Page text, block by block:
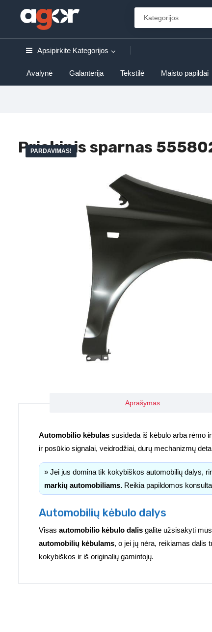
Apsipirkite Kategorijos
Avalynė Galanterija Tekstilė Maisto papildai
Priekinis sparnas
PARDAVIMAS!
Aprašymas
Automobilio kėbulas susideda iš kėbulo arba rėmo
ir posūkio signalai, veidrodžiai, durų mechanizmų
» Jei jus domina tik kokybiškos automobilių dalys,
markių automobiliams. Reikia papildomos
Automobilių kėbulo dalys
Visas automobilio kėbulo dalis galite užsisakyti
automobilių kėbulams, o jei jų nėra, reikiamas dalis
kokybiškos ir iš originalių gamintojų.